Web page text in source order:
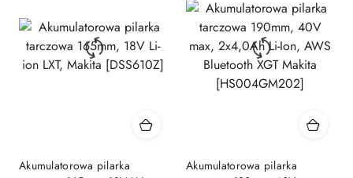
Akumulatorowa pilarka
Akumulatorowa pilarka